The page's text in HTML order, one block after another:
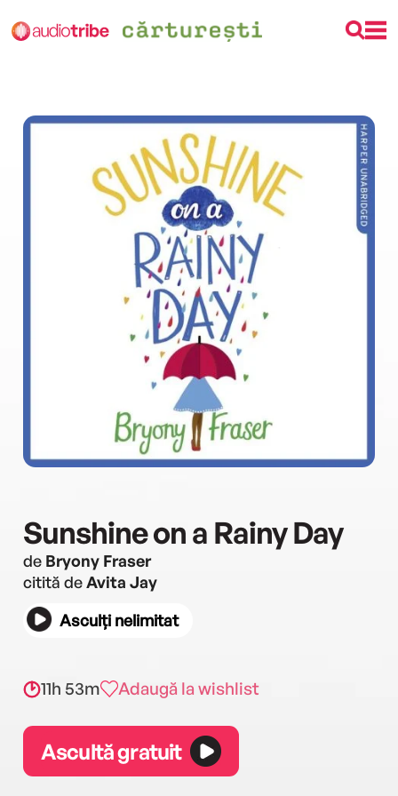
Sunshine on a Rainy Day
de Bryony Fraser
citită deAvita Jay
Asculți nelimitat
11h 53m Adaugă la wishlist
Ascultă gratuit